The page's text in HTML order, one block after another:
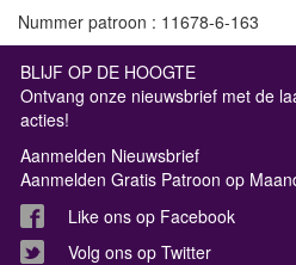
Nummer patroon : 11678-6-163
BLIJF OP DE HOOGTE
Ontvang onze nieuwsbrief met de
acties!
Aanmelden Nieuwsbrief
Aanmelden Gratis Patroon op
Like ons op Facebook
Volg ons op Twitter